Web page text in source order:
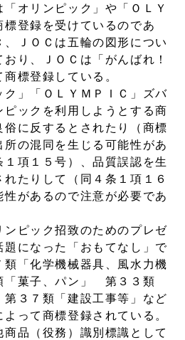
オリンピック」や「ＯＬＹ
登録を受けているのであ
ＪＯＣは五輪の図形につい
り、ＪＯＣは「がんばれ！
標登録している。
」「ＯＬＹＭＰＩＣ」ズバ
ピックを利用しようとする商
に反するとされたり（商標
の混同を生じる可能性があ
項１５号）、品質誤認を生
たりして（同４条１項１６
があるので注意が必要であ
ピック招致のためのプレゼ
題になった「おもてなし」で
「化学機械器具、風水力機
菓子、パン」 第３３類
３７類「建設工事等」など
って商標登録されている。
商品（役務）識別標識として